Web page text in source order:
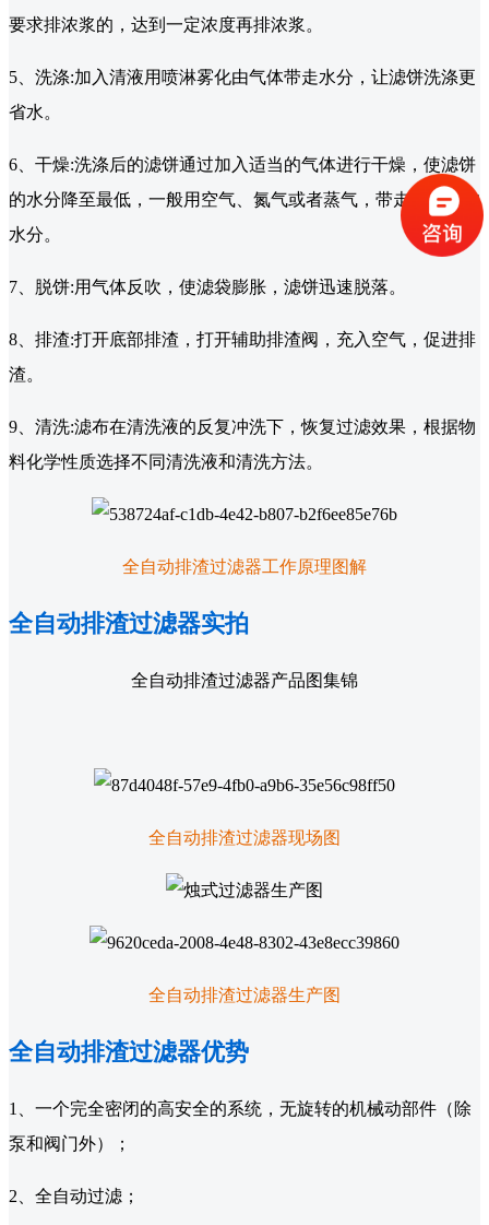
要求排浓浆的，达到一定浓度再排浓浆。
5、洗涤:加入清液用喷淋雾化由气体带走水分，让滤饼洗涤更
省水。
6、干燥:洗涤后的滤饼通过加入适当的气体进行干燥，使滤饼
的水分降至最低，一般用空气、氮气或者蒸气，带走滤饼中的
水分。
7、脱饼:用气体反吹，使滤袋膨胀，滤饼迅速脱落。
8、排渣:打开底部排渣，打开辅助排渣阀，充入空气，促进排
渣。
9、清洗:滤布在清洗液的反复冲洗下，恢复过滤效果，根据物
料化学性质选择不同清洗液和清洗方法。
全自动排渣过滤器工作原理图解
全自动排渣过滤器实拍
全自动排渣过滤器产品图集锦
全自动排渣过滤器现场图
全自动排渣过滤器生产图
全自动排渣过滤器优势
1、一个完全密闭的高安全的系统，无旋转的机械动部件（除
泵和阀门外）；
2、全自动过滤；